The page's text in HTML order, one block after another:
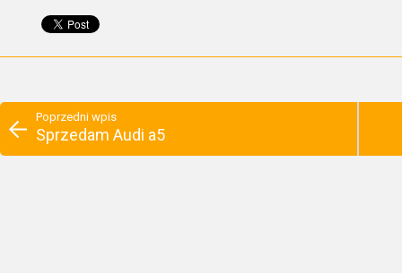
Poprzedni wpis
Sprzedam Audi a5